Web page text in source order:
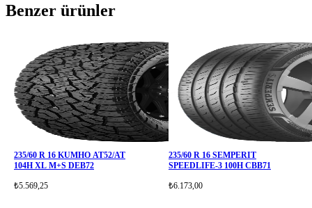
Benzer ürünler
235/60 R 16 KUMHO AT52/AT
104H XL M+S DEB72
₺5.569,25
235/60 R 16 SEMPERIT
SPEEDLIFE-3 100H CBB71
₺6.173,00